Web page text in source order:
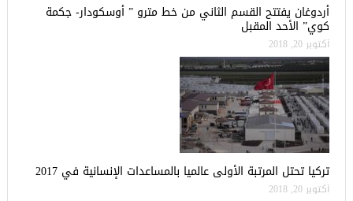
أردوغان يفتتح القسم الثاني من خط مترو ” أوسكودار- جكمة
كوي” الأحد المقبل
أكتوبر 20, 2018
تركيا تحتل المرتبة الأولى عالميا بالمساعدات الإنسانية في 2017
أكتوبر 20, 2018